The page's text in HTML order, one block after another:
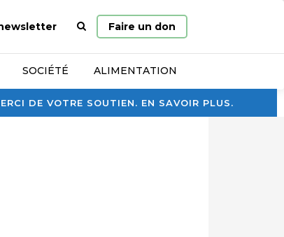
DE VOTRE SOUTIEN. EN SAVOIR PLUS.
Page
d’accueil
Faire un don
SOCIÉTÉ ALIMENTATION